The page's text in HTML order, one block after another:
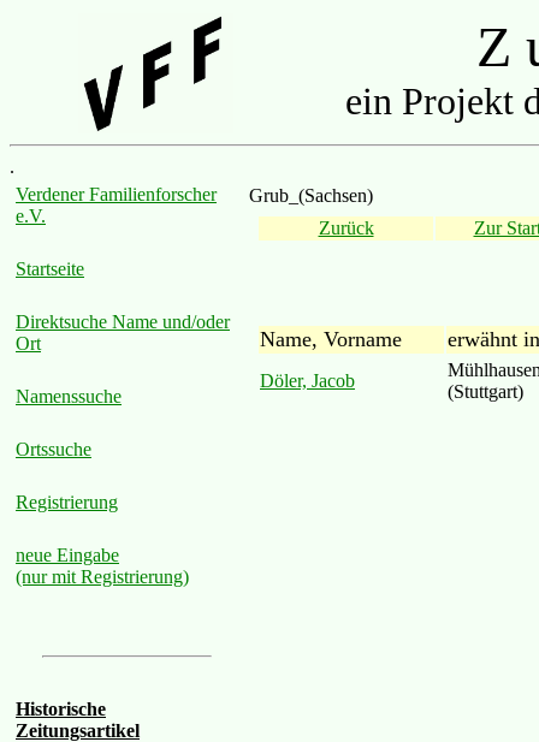
Z
ein Projekt
.
Verdener Familienforscher
e.V.
Startseite
Direktsuche Name und/oder
Ort
Namenssuche
Ortssuche
Registrierung
neue Eingabe
(nur mit Registrierung)
Historische
Zeitungsartikel
Grub_(Sachsen)
Zurück
Zur
Name, Vorname erwähnt in
Döler, Jacob
(Stuttgart)